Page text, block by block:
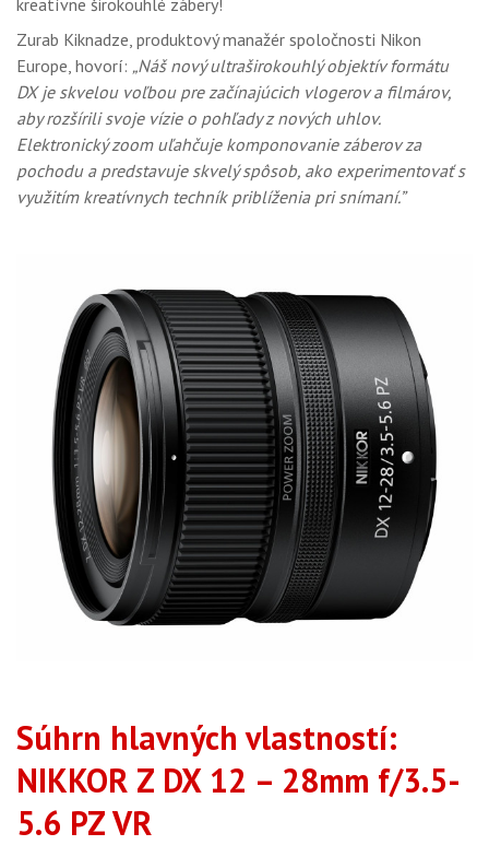
Zurab Kiknadze, produktový manažér spoločnosti Nikon
Europe, hovorí: „Náš nový ultraširokouhlý objektív formátu
DX je skvelou voľbou pre začínajúcich vlogerov a filmárov,
aby rozšírili svoje vízie o pohľady z nových uhlov.
Elektronický zoom uľahčuje komponovanie záberov za
pochodu a predstavuje skvelý spôsob, ako experimentovať s
využitím kreatívnych techník priblíženia pri snímaní.”
Súhrn hlavných vlastností:
NIKKOR Z DX 12 – 28mm f/3.5-
5.6 PZ VR